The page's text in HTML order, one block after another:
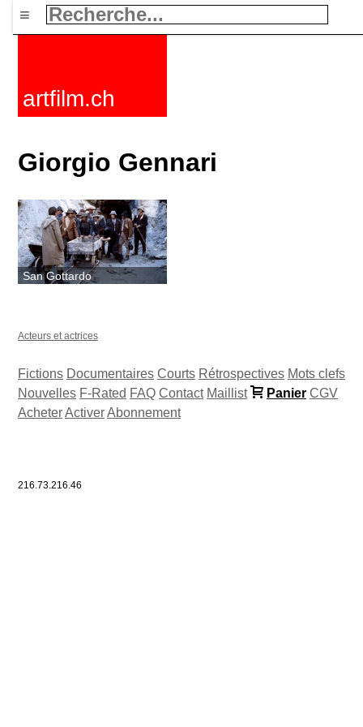
≡
artfilm.ch
Giorgio Gennari
San Gottardo
Acteurs et actrices
Fictions Documentaires Courts Rétrospectives Mots clefs
Nouvelles F-Rated FAQ Contact Maillist Panier CGV
AcheterActiverAbonnement
216.73.216.46